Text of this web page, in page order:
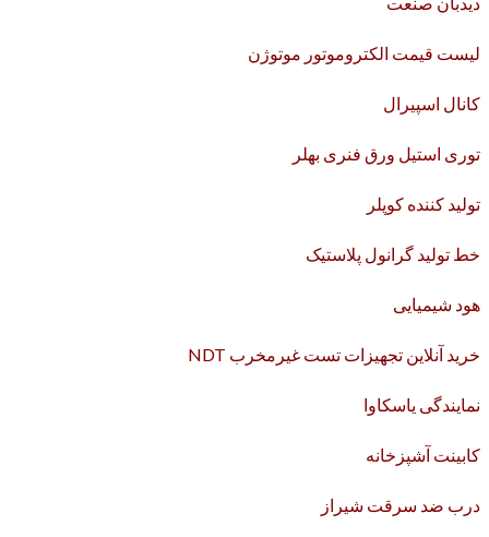
لیست قیمت الکتروموتور موتوژن
کانال اسپیرال
توری استیل ورق فنری بهلر
تولید کننده کوپلر
خط تولید گرانول پلاستیک
هود شیمیایی
خرید آنلاین تجهیزات تست غیرمخرب NDT
نمایندگی یاسکاوا
کابینت آشپزخانه
درب ضد سرقت شیراز